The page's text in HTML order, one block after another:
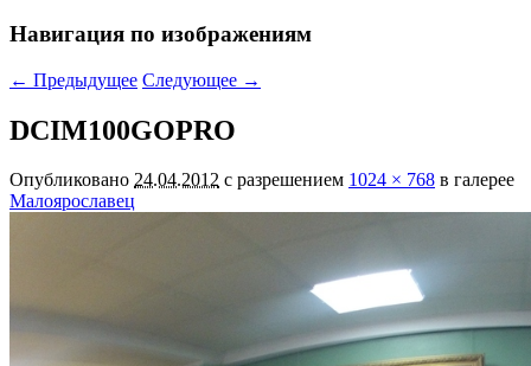
Навигация по изображениям
← Предыдущее Следующее →
DCIM100GOPRO
Опубликовано 24.04.2012 с разрешением 1024 × 768 в галерее
Малоярославец